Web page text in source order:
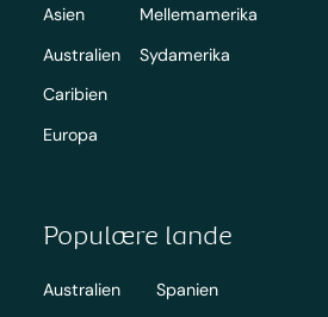
Asien
Australien
Caribien
Europa
Mellemamerika
Sydamerika
Populære lande
Australien
Spanien